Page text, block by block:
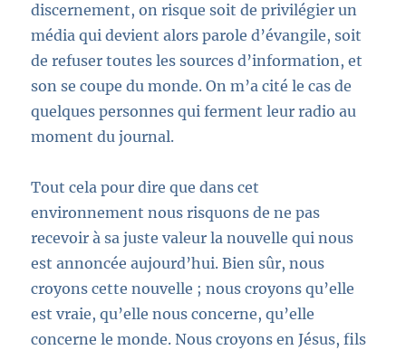
discernement, on risque soit de privilégier un
média qui devient alors parole d’évangile, soit
de refuser toutes les sources d’information, et
son se coupe du monde. On m’a cité le cas de
quelques personnes qui ferment leur radio au
moment du journal.
Tout cela pour dire que dans cet
environnement nous risquons de ne pas
recevoir à sa juste valeur la nouvelle qui nous
est annoncée aujourd’hui. Bien sûr, nous
croyons cette nouvelle ; nous croyons qu’elle
est vraie, qu’elle nous concerne, qu’elle
concerne le monde. Nous croyons en Jésus, fils